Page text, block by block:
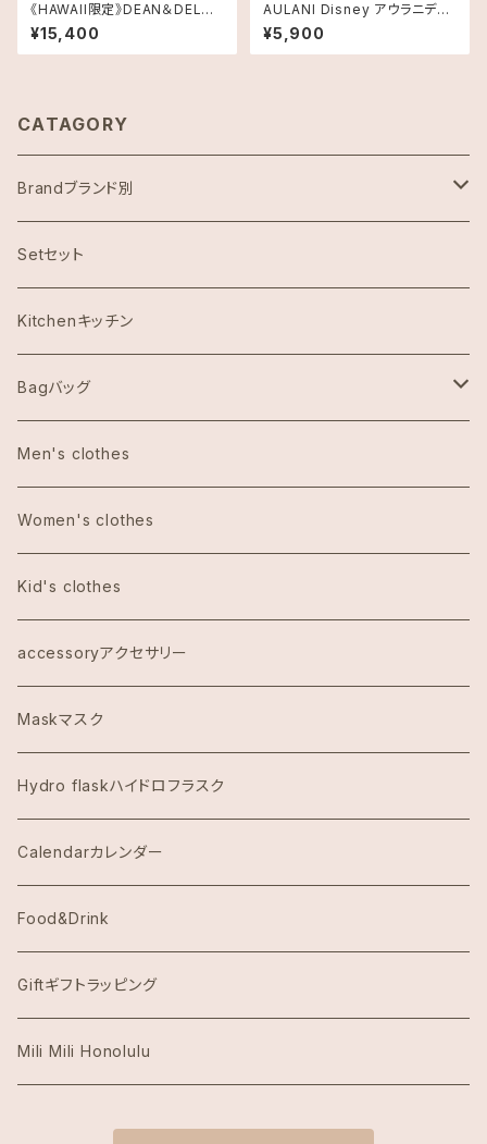
《HAWAII限定》DEAN＆DELUC
A ニットバッグ RED 送料無料
¥15,400
AULANI Disney アウラニディ
ズニー限定・ぬいぐるみキーチェ
ーン・シェリーメイ・Pink
¥5,900
CATAGORY
Brandブランド別
ハワイ限定スヌーピー
Abercrombie & Fitch アバクロンビー
Aulani Disneyアウラニディズニー
Anthoropologieアンソロポロジー
Bath&Body Worksバス＆ボディワークス
Calvin Klein カルバンクライン
COACHコーチ
Dawn to Earth ダウントゥーアース
Dean & DeLuca ディーンアンドデルーカ
Eggs's Things エッグスンシングス
Hawaii Hotel Item
Honolulu Coffeeホノルルコーヒー
Island Slipperアイランドスリッパ
Setセット
Kitchenキッチン
Bagバッグ
tote bag トートバッグ
エコバッグ
Men's clothes
Women's clothes
Kid's clothes
accessoryアクセサリー
Maskマスク
Hydro flaskハイドロフラスク
Calendarカレンダー
Food&Drink
Giftギフトラッピング
Mili Mili Honolulu